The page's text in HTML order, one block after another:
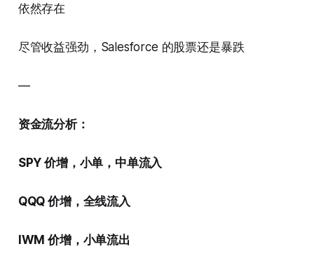
依然存在
尽管收益强劲，Salesforce 的股票还是暴跌
—
资金流分析：
SPY 价增，小单，中单流入
QQQ 价增，全线流入
IWM 价增，小单流出